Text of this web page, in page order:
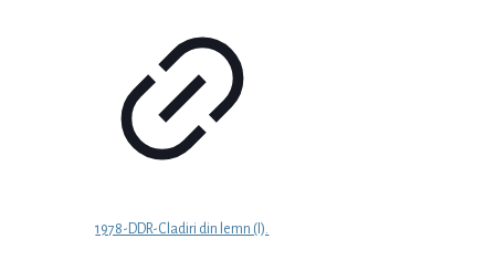
1978-DDR-Cladiri din lemn (I).